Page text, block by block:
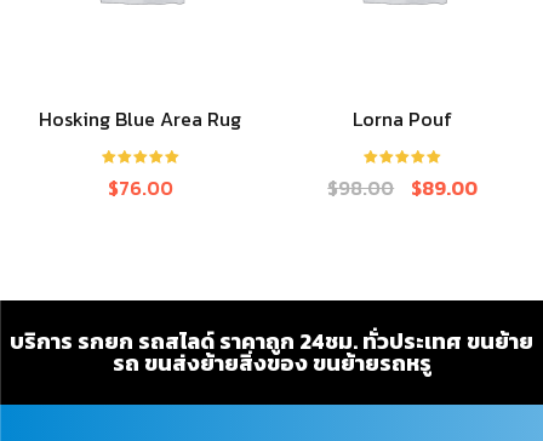
Hosking Blue Area Rug
5.00ตั้งแต่ 1-
$76.00
Lorna Pouf
5.00ตั้งแต่ 1-
$98.00 $89.00
บริการ รกยก รถสไลด์ ราคาถูก 24ชม. ทั่วประเทศ ขนย้าย
รถ ขนส่งย้ายสิ่งของ ขนย้ายรถหรู